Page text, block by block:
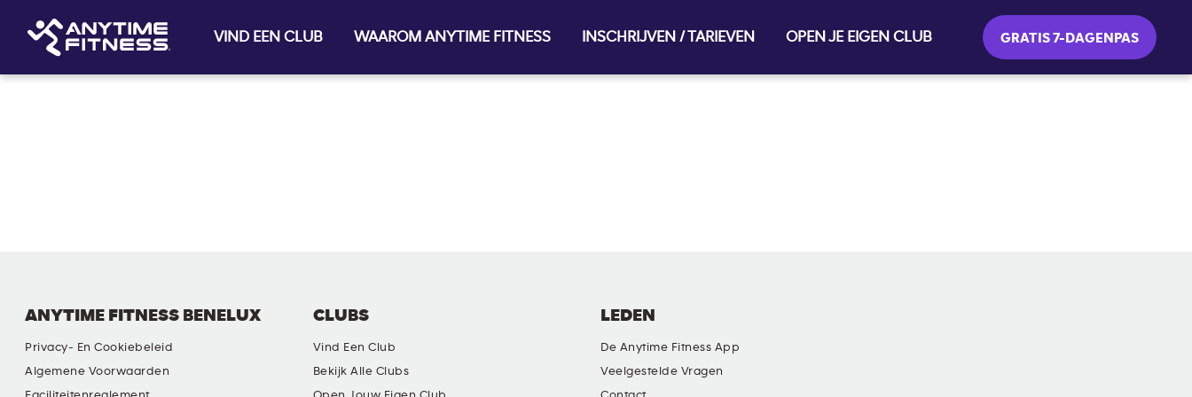
VIND EEN CLUB WAAROM ANYTIME FITNESS INSCHRIJVEN / TARIEVEN OPEN JE EIGEN CLUB GRATIS 7-DAGENPAS
ANYTIME FITNESS BENELUX
Privacy- En Cookiebeleid
Algemene Voorwaarden
CLUBS
Vind Een Club
Bekijk Alle Clubs
LEDEN
De Anytime Fitness App
Veelgestelde Vragen